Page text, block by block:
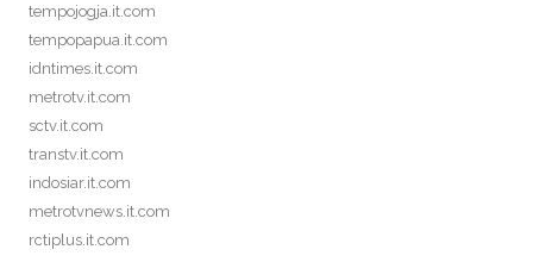
tempojogja.it.com
tempopapua.it.com
idntimes.it.com
metrotv.it.com
sctv.it.com
transtv.it.com
indosiar.it.com
metrotvnews.it.com
rctiplus.it.com